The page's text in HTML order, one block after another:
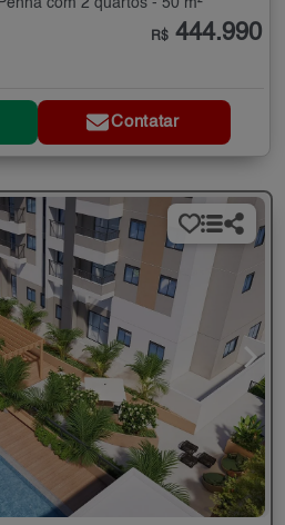
com 2 quartos - 50 m²
R$ 444.990
Contatar